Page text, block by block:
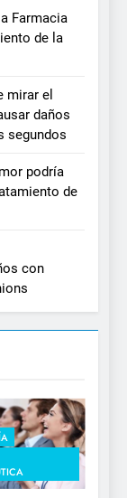
Farmacia
de la
mirar el
daños
segundos
podría
de
con